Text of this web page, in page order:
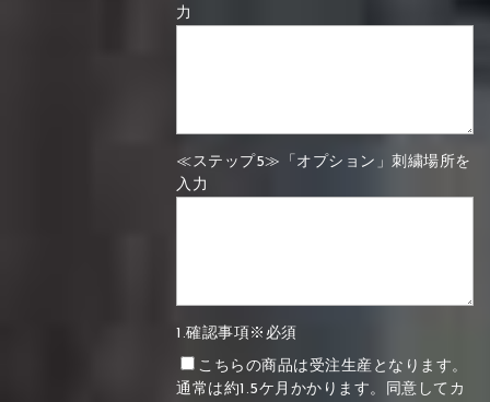
力
≪ステップ5≫「オプション」刺繍場所を
入力
1.確認事項※必須
こちらの商品は受注生産となります。
通常は約1.5ケ月かかります。同意してカ